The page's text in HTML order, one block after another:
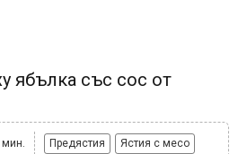
ябълка със сос от
мин. Предястия Ястия с месо